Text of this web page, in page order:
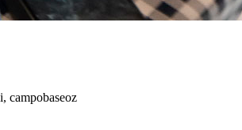
campobaseoz